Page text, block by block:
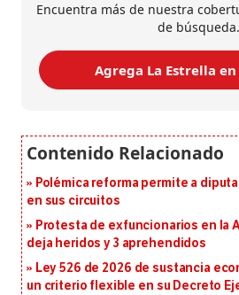
Encuentra más de nuestra
de búsqueda.
Agrega La Estrella
Polémica reforma permite a
en sus circuitos
Protesta de exfuncionarios en la
deja heridos y 3 aprehendidos
Ley 526 de 2026 de sustancia
un criterio flexible en su Decreto